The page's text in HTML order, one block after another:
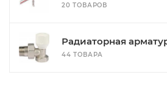
20 ТОВАРОВ
Радиаторная
44 ТОВАРА